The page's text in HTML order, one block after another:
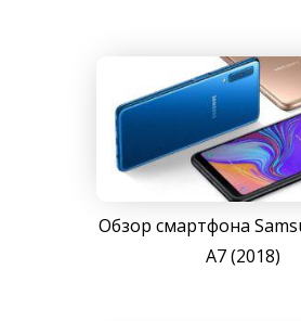
Обзор смартфона
A7 (2018)